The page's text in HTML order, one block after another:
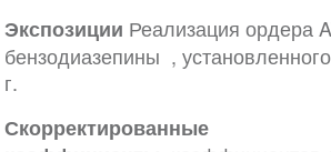
Экспозиции Реализация ордера
бензодиазепины ,
г.
Скорректированные